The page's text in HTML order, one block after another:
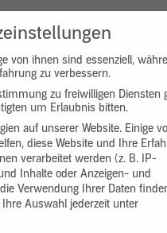
von ihnen sind essenziell,
zu verbessern.
zu freiwilligen Diensten
um Erlaubnis bitten.
auf unserer Website. Einige
diese Website und Ihre
verarbeitet werden (z. B. IP-
Inhalte oder Anzeigen- und
Verwendung Ihrer Daten
Auswahl jederzeit unter